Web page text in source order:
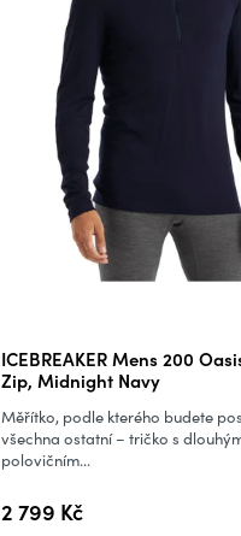
ICEBREAKER Mens 200
Zip, Midnight Navy
2 799 Kč
Měřítko, podle kterého budete
všechna ostatní – tričko s
polovičním...